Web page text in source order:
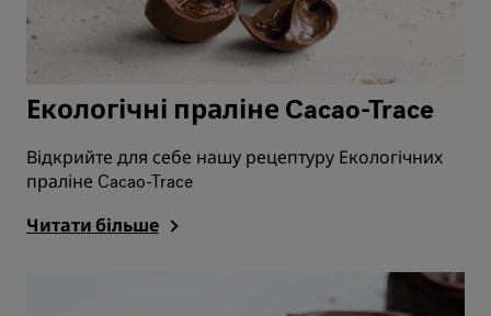
Екологічні праліне Cacao-Trace
Відкрийте для себе нашу рецептуру Екологічних
праліне Cacao-Trace
Читати більше